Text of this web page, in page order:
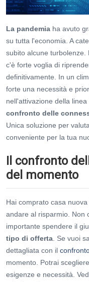
La pandemia ha avuto
su tutta l'economia. A
subito alcune turbolenze.
c'è forte voglia di
definitivamente. In un
forte una necessità e
nell'attivazione della
confronto delle
Unica soluzione per
conveniente per la tua
Il confronto
del momento
Hai comprato casa
andare al risparmio. Non
importante spendere il
tipo di offerta . Se vuoi
dettagliata con il
momento. Potrai
esigenze e necessità.